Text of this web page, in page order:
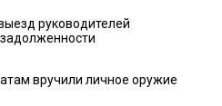
руководителей
вручили личное оружие